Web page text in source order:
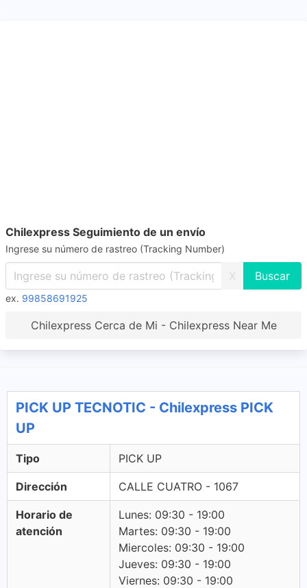
Chilexpress Seguimiento de un envío
Ingrese su número de rastreo (Tracking Number)
X
ex. 99858691925
Chilexpress Cerca de Mi - Chilexpress Near Me
PICK UP TECNOTIC - Chilexpress PICK
UP
Tipo PICK UP
Dirección CALLE CUATRO - 1067
Horario de
atención
Lunes: 09:30 - 19:00
Martes: 09:30 - 19:00
Miercoles: 09:30 - 19:00
Jueves: 09:30 - 19:00
Viernes: 09:30 - 19:00